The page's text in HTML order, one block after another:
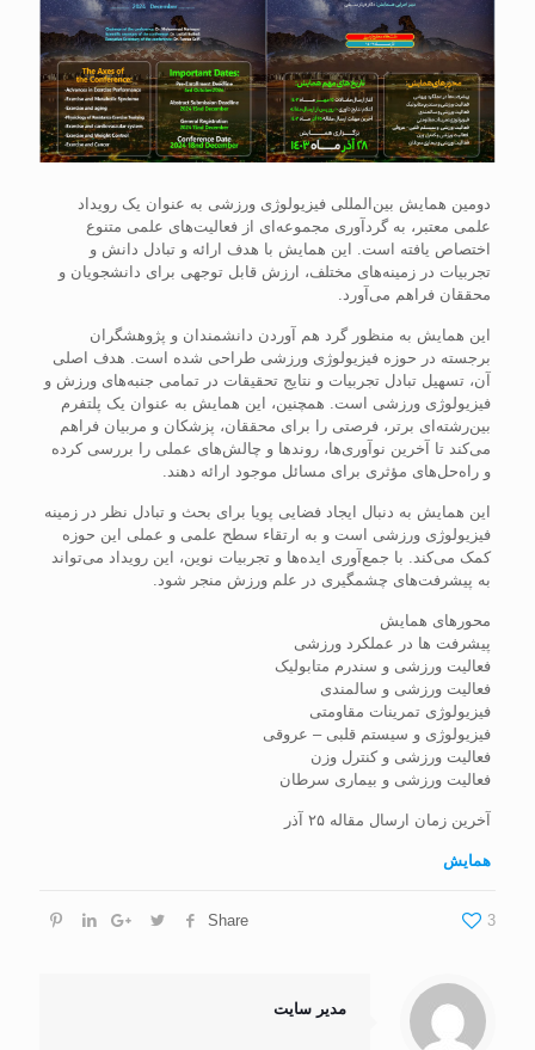
دومین همایش بین‌المللی فیزیولوژی ورزشی به عنوان یک رویداد
علمی معتبر، به گردآوری مجموعه‌ای از فعالیت‌های علمی متنوع
اختصاص یافته است. این همایش با هدف ارائه و تبادل دانش و
تجربیات در زمینه‌های مختلف، ارزش قابل توجهی برای دانشجویان و
محققان فراهم می‌آورد.
این همایش به منظور گرد هم آوردن دانشمندان و پژوهشگران
برجسته در حوزه فیزیولوژی ورزشی طراحی شده است. هدف اصلی
آن، تسهیل تبادل تجربیات و نتایج تحقیقات در تمامی جنبه‌های ورزش و
فیزیولوژی ورزشی است. همچنین، این همایش به عنوان یک پلتفرم
بین‌رشته‌ای برتر، فرصتی را برای محققان، پزشکان و مربیان فراهم
می‌کند تا آخرین نوآوری‌ها، روندها و چالش‌های عملی را بررسی کرده
و راه‌حل‌های مؤثری برای مسائل موجود ارائه دهند.
این همایش به دنبال ایجاد فضایی پویا برای بحث و تبادل نظر در زمینه
فیزیولوژی ورزشی است و به ارتقاء سطح علمی و عملی این حوزه
کمک می‌کند. با جمع‌آوری ایده‌ها و تجربیات نوین، این رویداد می‌تواند
به پیشرفت‌های چشمگیری در علم ورزش منجر شود.
محورهای همایش
پیشرفت ها در عملکرد ورزشی
فعالیت ورزشی و سندرم متابولیک
فعالیت ورزشی و سالمندی
فیزیولوژی تمرینات مقاومتی
فیزیولوژی و سیستم قلبی – عروقی
فعالیت ورزشی و کنترل وزن
فعالیت ورزشی و بیماری سرطان
آخرین زمان ارسال مقاله ۲۵ آذر
همایش
Share 3
مدیر سایت